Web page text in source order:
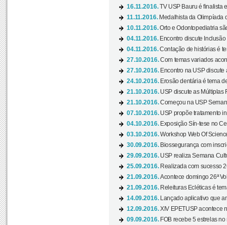
16.11.2016.TV USP Bauru é finalista
11.11.2016. Medalhista da Olimpíada
10.11.2016.Orto e Odontopediatria
04.11.2016. Encontro discute
04.11.2016.Contação de histórias é
27.10.2016.Com temas variados
27.10.2016. Encontro na USP discute
24.10.2016. Erosão dentária é tema
21.10.2016. USP discute as Múltiplas
21.10.2016.Começou na USP
07.10.2016. USP propõe tratamento
04.10.2016. Exposição Sín-tese no
03.10.2016.Workshop Web Of
30.09.2016. Biossegurança com
29.09.2016. USP realiza Semana
25.09.2016. Realizada com sucesso
21.09.2016.Acontece domingo 26ª
21.09.2016. Releituras Ecléticas é
14.09.2016.
Lançado aplicativo que
12.09.2016.XIV EPETUSP acontece
09.09.2016. FOB recebe 5 estrelas